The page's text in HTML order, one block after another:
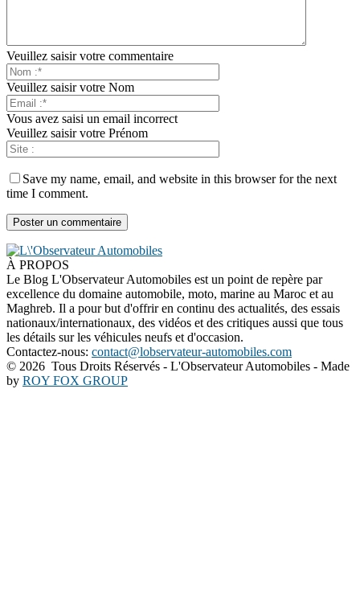
Veuillez saisir votre commentaire
Veuillez saisir votre Nom
Vous avez saisi un email incorrect
Veuillez saisir votre Prénom
Save my name, email, and website in this browser for the next
time I comment.
À PROPOS
Le Blog L'Observateur Automobiles est un point de repère par
excellence du domaine automobile, moto, marine au Maroc et au
Maghreb. Il a pour but d'offrir en continu des actualités, des essais
nationaux/internationaux, des vidéos et des critiques aussi que tous
les détails sur les véhicules neufs et d'occasion.
Contactez-nous: contact@lobservateur-automobiles.com
© 2026 Tous Droits Réservés - L'Observateur Automobiles - Made
by ROY FOX GROUP